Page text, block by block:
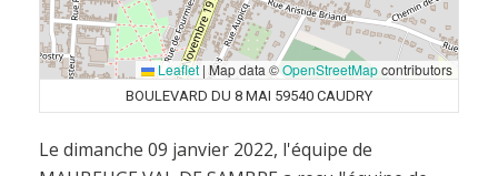
Leaflet |Map data ©OpenStreetMapcontributors
BOULEVARD DU 8 MAI 59540 CAUDRY
Le dimanche 09 janvier 2022, l'équipe de